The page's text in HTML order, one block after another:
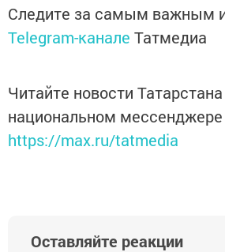
Следите за самым важным
Telegram-канале Татмедиа
Читайте новости
национальном
https://max.ru/tatmedia
Оставляйте реакции